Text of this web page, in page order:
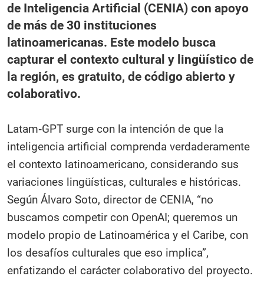
de Inteligencia Artificial (CENIA) con apoyo
de más de 30 instituciones
latinoamericanas. Este modelo busca
capturar el contexto cultural y lingüístico de
la región, es gratuito, de código abierto y
colaborativo.
Latam‑GPT surge con la intención de que la
inteligencia artificial comprenda verdaderamente
el contexto latinoamericano, considerando sus
variaciones lingüísticas, culturales e históricas.
Según Álvaro Soto, director de CENIA, “no
buscamos competir con OpenAI; queremos un
modelo propio de Latinoamérica y el Caribe, con
los desafíos culturales que eso implica”,
enfatizando el carácter colaborativo del proyecto.